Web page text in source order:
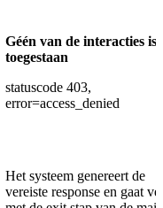
Géén van de interacties is
toegestaan
statuscode 403,
error=access_denied
Het systeem genereert de
vereiste response en gaat